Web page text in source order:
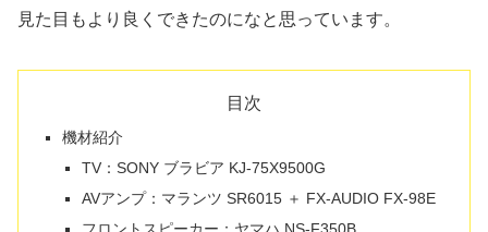
見た目もより良くできたのになと思っています。
目次
機材紹介
TV：SONY ブラビア KJ-75X9500G
AVアンプ：マランツ SR6015 ＋ FX-AUDIO FX-98E
フロントスピーカー：ヤマハ NS-F350B